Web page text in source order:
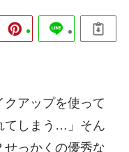
クアップを使って
てしまう…」そん
せっかくの優秀な